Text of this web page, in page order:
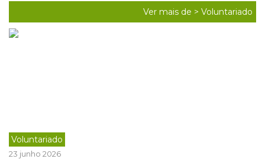
Ver mais de > Voluntariado
Voluntariado
23 junho 2026